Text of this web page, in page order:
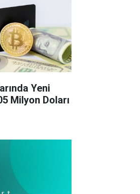
Yeni
Milyon Doları